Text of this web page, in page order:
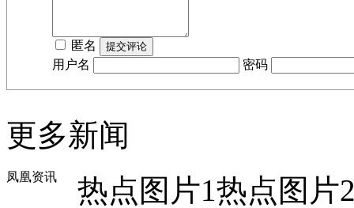
匿名
用户名
密码
更多新闻
凤凰资讯 热点图片1热点图片